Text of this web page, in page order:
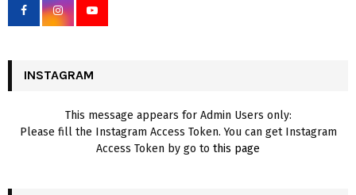
r
INSTAGRAM
This message appears for Admin Users only:
Please fill the Instagram Access Token. You can get Instagram
Access Token by go to this page